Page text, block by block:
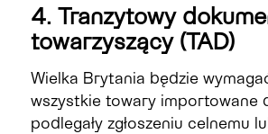
4. Tranzytowy
towarzyszący (TAD)
Wielka Brytania będzie
wszystkie towary importowane
podlegały zgłoszeniu celnemu